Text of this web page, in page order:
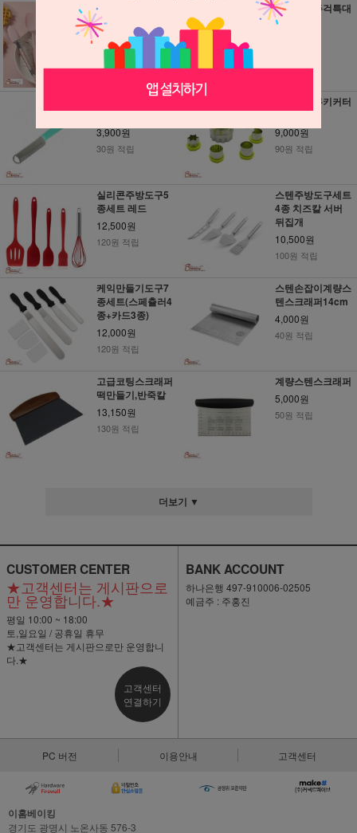
실리콘 요리도구5
종세트 미니
11,800원
110원 적립
통실리콘주걱특대
약37cm
매직버터나이프 버
터칼
3,900원
30원 적립
스텐린저쿠키커터
6p 수입
9,000원
90원 적립
실리콘주방도구5
종세트 레드
12,500원
120원 적립
스텐주방도구세트
4종 치즈칼 서버
뒤집개
10,500원
100원 적립
케익만들기도구7
종세트(스페츌러4
종+카드3종)
12,000원
120원 적립
스텐손잡이계량스
텐스크래퍼14cm
4,000원
40원 적립
고급코팅스크래퍼
떡만들기,반죽칼
13,150원
130원 적립
계량스텐스크래퍼
5,000원
50원 적립
더보기 ▼
CUSTOMER CENTER
★고객센터는 게시판으로
만 운영합니다.★
평일 10:00 ~ 18:00
토,일요일 / 공휴일 휴무
★고객센터는 게시판으로만 운영합니
다.★
고객센터
연결하기
BANK ACCOUNT
하나은행 497-910006-02505
예금주 : 주홍진
PC 버전 이용안내 고객센터
이홈베이킹
경기도 광명시 노온사동 576-3